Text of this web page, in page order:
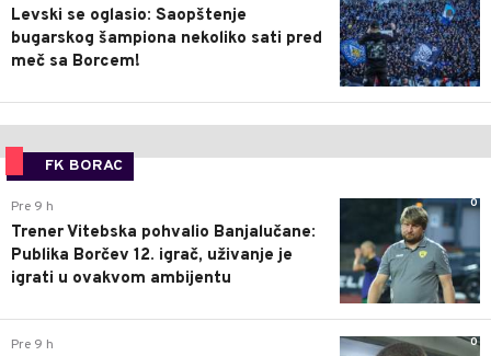
Levski se oglasio: Saopštenje
bugarskog šampiona nekoliko sati pred
meč sa Borcem!
FK BORAC
0
Pre 9 h
Trener Vitebska pohvalio Banjalučane:
Publika Borčev 12. igrač, uživanje je
igrati u ovakvom ambijentu
0
Pre 9 h